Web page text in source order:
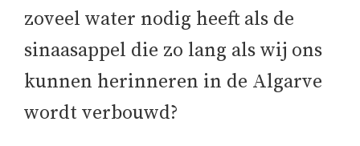
zoveel water nodig heeft als de
sinaasappel die zo lang als wij ons
kunnen herinneren in de Algarve
wordt verbouwd?